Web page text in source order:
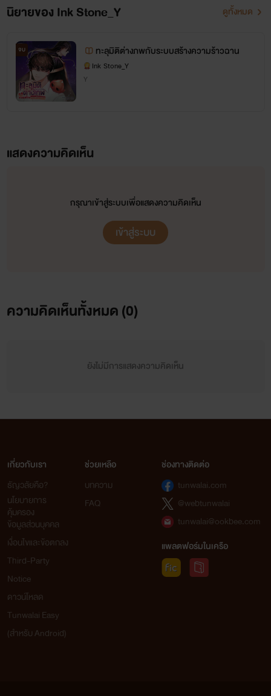
นิยายของ Ink Stone_Y ดูทั้งหมด
จบ ทะลุมิติต่างภพกับระบบสร้างความร้าวฉาน
Ink Stone_Y
Y
แสดงความคิดเห็น
กรุณาเข้าสู่ระบบเพื่อแสดงความคิดเห็น
เข้าสู่ระบบ
ความคิดเห็นทั้งหมด (0)
ยังไม่มีการแสดงความคิดเห็น
เกี่ยวกับเรา
ธัญวลัยคือ?
นโยบายการ
คุ้มครอง
ข้อมูลส่วนบุคคล
เงื่อนไขและข้อตกลง
Third-Party
Notice
ดาวน์โหลด
Tunwalai Easy
(สำหรับ Android)
ช่วยเหลือ
บทความ
FAQ
ช่องทางติดต่อ
tunwalai.com
@webtunwalai
tunwalai@ookbee.com
แพลตฟอร์มในเครือ